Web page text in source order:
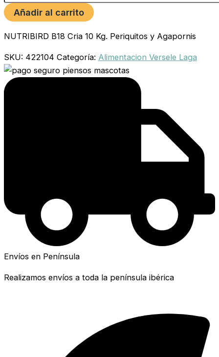
Añadir al carrito
NUTRIBIRD B18 Cria 10 Kg. Periquitos y Agapornis
SKU: 422104 Categoría: Alimentacion Versele Laga
Envíos en Península
Realizamos envíos a toda la península ibérica